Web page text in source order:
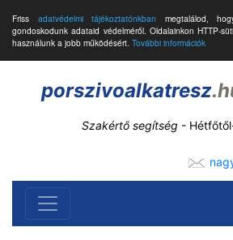
Friss adatvédelmi tájékoztatónkban megtalálod,
gondoskodunk adataid védelméről. Oldalainkon HTTP-
használunk a jobb működésért. További információk
porszivoalkatresz
Szakértő segítség -